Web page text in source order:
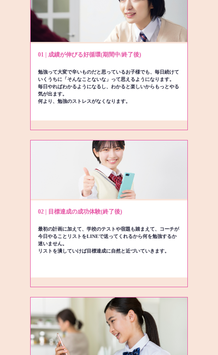
01 | 成績が伸びる好循環(期間中/終了後)
勉強って大変で辛いものだと思っているお子様でも、毎日続けて
いくうちに「そんなことないな」って思えるようになります。
毎日やればわかるようになるし、わかると楽しいからもっとやる
気が出ます。
何より、勉強のストレスがなくなります。
02 | 目標達成の成功体験(終了後)
最初の計画に加えて、学校のテストや宿題も踏まえて、コーチが
今日やることリストをLINEで送ってくれるから何を勉強するか
迷いません。
リストを潰していけば目標達成に自然と近づいていきます。